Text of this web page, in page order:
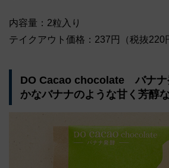
内容量：2粒入り
テイクアウト価格：237円（税抜220
DO Cacao chocolate バナ
かなバナナのような甘く芳醇